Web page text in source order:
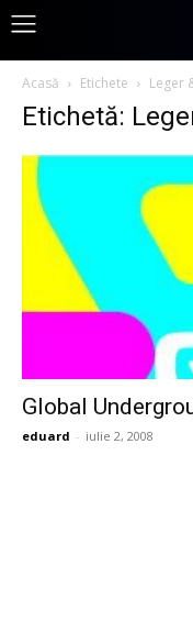
Acasă Etichete Leger
Etichetă:
Global
eduard - iulie 2, 2008